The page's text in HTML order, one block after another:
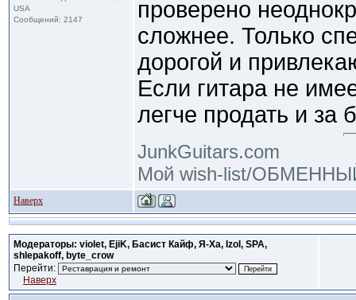
USA
Сообщений: 2147
проверено
сложнее. Только
дорогой и
Если гитара не
легче продать и за
JunkGuitars.com
Мой wish-list/
Наверх
Модераторы: violet, EjiK, Басист Кайф, Я-Ха, Izol, SPA,
shlepakoff, byte_crow
Перейти:
Наверх